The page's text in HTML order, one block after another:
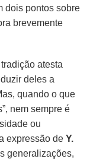
dois pontos sobre
brevemente
atesta
deles a
quando o que
nem sempre é
ou
expressão deY.
generalizações,